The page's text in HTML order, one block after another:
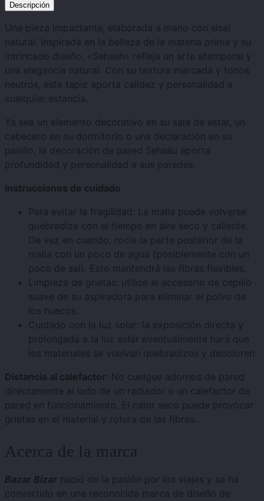
Descripción
Una pieza impactante, elaborada a mano con sisal
natural. Inspirada en la belleza de la materia prima y su
intrincado diseño, «Sehseh» refleja un arte atemporal y
una elegancia natural. Con su textura marcada y tonos
neutros, este tapiz aporta calidez y personalidad a
cualquier estancia.
Ya sea un elemento decorativo en su sala de estar, un
cabecero en su dormitorio o una declaración en su
pasillo, la decoración de pared Sehsäu aporta
profundidad y personalidad a sus paredes.
Instrucciones de cuidado
Para evitar la fragilidad: La malla puede volverse
quebradiza con el tiempo en aire seco y caliente.
De vez en cuando, rocíe la parte posterior de la
malla con un poco de agua (posiblemente con un
poco de sal). Esto mantendrá las fibras flexibles.
Limpieza de grietas: utilice el accesorio de cepillo
suave de su aspiradora para eliminar el polvo de
los huecos.
Cuidado con la luz solar: la exposición directa y
prolongada a la luz solar eventualmente hará que
los materiales se vuelvan quebradizos y decoloren.
Distancia al calefactor: No cuelgue adornos de pared
directamente al lado de un radiador o un calefactor de
pared en funcionamiento. El calor seco puede provocar
grietas en el material y rotura de las fibras.
Acerca de la marca
Bazar Bizar nació de la pasión por los viajes y se ha
convertido en una reconocida marca de diseño de